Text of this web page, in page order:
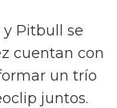
y Pitbull se
cuentan con
un trío
juntos.